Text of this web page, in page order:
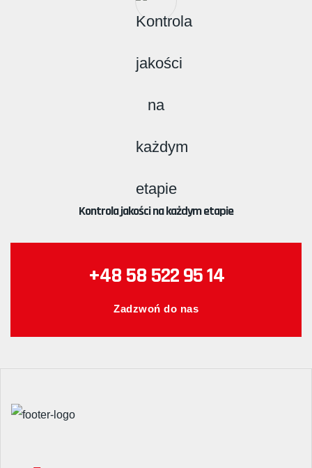
Kontrola jakości na każdym etapie
+48 58 522 95 14
Zadzwoń do nas